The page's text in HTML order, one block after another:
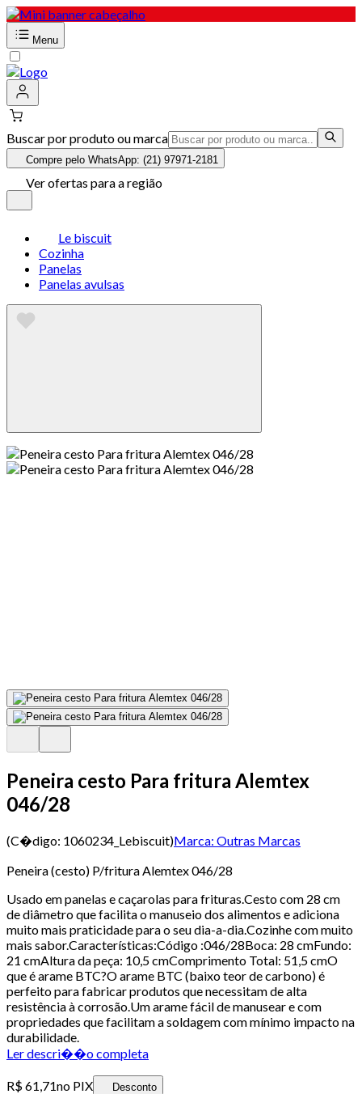
Menu
Buscar por produto ou marca
Compre pelo WhatsApp: (21) 97971-2181
Ver ofertas para a região
Le biscuit
Cozinha
Panelas
Panelas avulsas
Peneira cesto Para fritura Alemtex
046/28
(C�digo: 1060234_Lebiscuit)Marca: Outras Marcas
Peneira (cesto) P/fritura Alemtex 046/28
Usado em panelas e caçarolas para frituras.Cesto com 28 cm
de diâmetro que facilita o manuseio dos alimentos e adiciona
muito mais praticidade para o seu dia-a-dia.Cozinhe com muito
mais sabor.Características:Código :046/28Boca: 28 cmFundo:
21 cmAltura da peça: 10,5 cmComprimento Total: 51,5 cmO
que é arame BTC?O arame BTC (baixo teor de carbono) é
perfeito para fabricar produtos que necessitam de alta
resistência à corrosão.Um arame fácil de manusear e com
propriedades que facilitam a soldagem com mínimo impacto na
durabilidade.
Ler descri��o completa
R$ 61,71no PIX Desconto